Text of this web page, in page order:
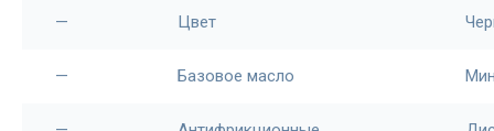
— Цвет
— Базовое масло